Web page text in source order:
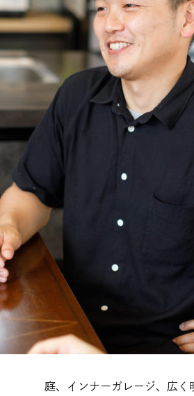
庭、インナーガレージ、広く